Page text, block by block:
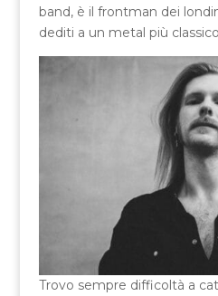
band, è il frontman dei
dediti a un metal più
Trovo sempre difficoltà a